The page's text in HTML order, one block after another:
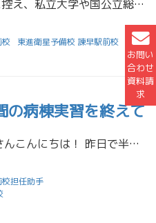
お問い
合わせ
資料請
求
国公立前期を目前に控え、私立大学や国公立総合選抜の結果が出始めました。 合格した生徒の中には大学に向けて勉強を続けている人もいて、本当に頭が下がります。 おめでとうございます！ 主な合格実績 長崎大学 医学部 医学科 九 […]
校 東進衛星予備校 諫早駅前校
の病棟実習を終えて
はじめに… みなさんこんにちは！ 昨日で半年間の病棟実習を終え、解放感に満ち溢れている山口です(^^♪ 10月から病棟での実習が始まりましたが、この半年間を振り返ると本当にあっという間でした。最初は不安・緊張でたくさん […]
担任助手